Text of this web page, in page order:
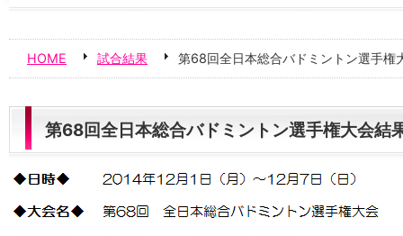
HOME 試合結果 第68回全日本総合バドミントン選手権
第68回全日本総合バドミントン選手権大会結